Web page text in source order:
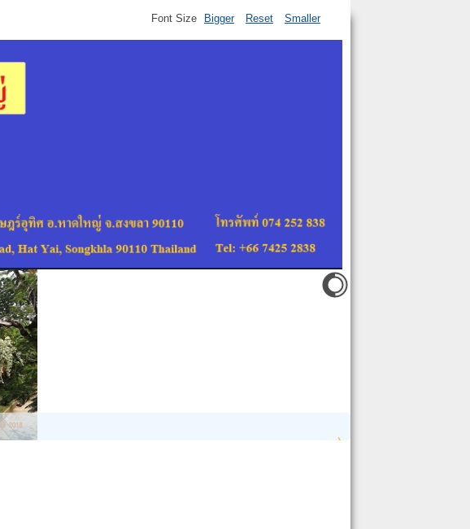
Font Size Bigger Reset Smaller